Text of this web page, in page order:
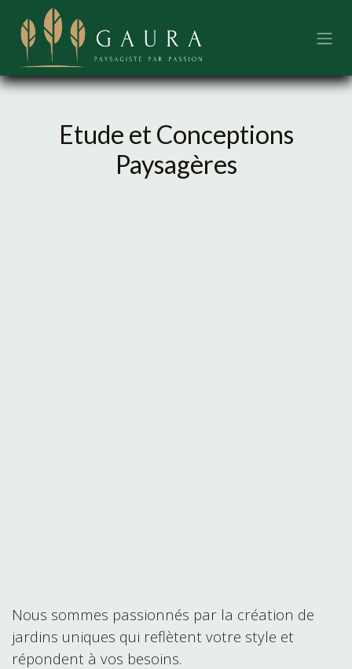
Se rendre au contenu
Etude et Conceptions
Paysagères
Nous sommes passionnés par la création de
jardins uniques qui reflètent votre style et
répondent à vos besoins.